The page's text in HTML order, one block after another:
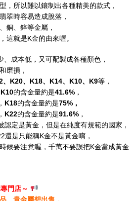
，所以難以鑲制出各種精美的款式，
翠時容易造成脫落，
銅、鋅等金屬，
這就是K金的由來喔。
成本低，又可配製成各種顏色，
磨損，
、K20、K18、K14、K10、K9等，
K10的含金量約是41.6%，
K18的含金量約是75%，
K22的含金量約是91.6%，
認定是黃金，但是在純度有規範的國家，
還是只能稱K金不是黃金唷，
候要注意喔，千萬不要誤把K金當成黃金
門店～